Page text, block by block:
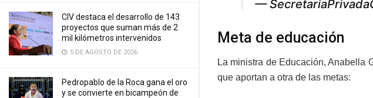
CIV destaca el desarrollo de 143
proyectos que suman más de 2
mil kilómetros intervenidos
5 DE AGOSTO DE 2026
Pedropablo de la Roca gana el oro
y se convierte en bicampeón de
—
Meta de educación
La ministra de Educación, Anabella
que aportan a otra de las metas: